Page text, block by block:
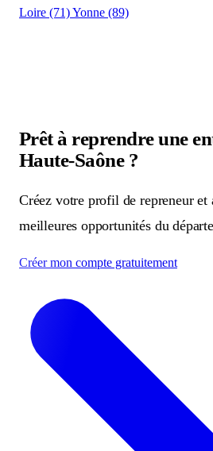
Loire (71)Yonne (89)
Prêt à reprendre une
Haute-Saône ?
Créez votre profil de repreneur et
meilleures opportunités du
Créer mon compte gratuitement